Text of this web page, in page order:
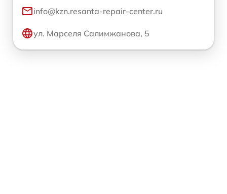
info@kzn.resanta-repair-center.ru
ул. Марселя Салимжанова, 5